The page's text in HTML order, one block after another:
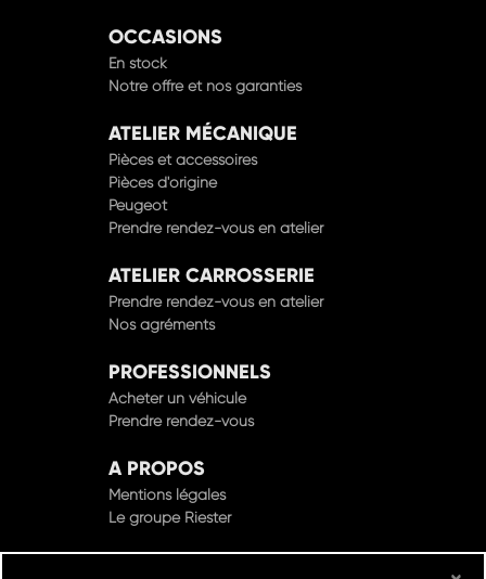
OCCASIONS
En stock
Notre offre et nos garanties
ATELIER MÉCANIQUE
Pièces et accessoires
Pièces d'origine
Peugeot
Prendre rendez-vous en atelier
ATELIER CARROSSERIE
Prendre rendez-vous en atelier
Nos agréments
PROFESSIONNELS
Acheter un véhicule
Prendre rendez-vous
A PROPOS
Mentions légales
Le groupe Riester